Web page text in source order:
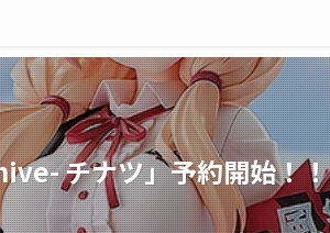
チナツ」予約開始！！